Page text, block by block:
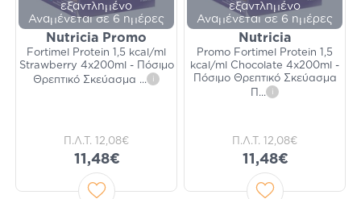
εξαντλημένο
Αναμένεται σε 6 ημέρες
Nutricia Promo
Fortimel Protein 1,5 kcal/ml
Strawberry 4x200ml - Πόσιμο
Θρεπτικό Σκεύασμα ... i
Π.Λ.Τ. 12,08€
11,48€
εξαντλημένο
Αναμένεται σε 6 ημέρες
Nutricia
Promo Fortimel Protein 1,5
kcal/ml Chocolate 4x200ml -
Πόσιμο Θρεπτικό Σκεύασμα
... i
Π.Λ.Τ. 12,08€
11,48€